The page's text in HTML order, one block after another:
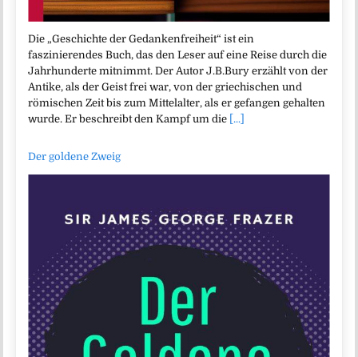
Die „Geschichte der Gedankenfreiheit“ ist ein
faszinierendes Buch, das den Leser auf eine Reise durch die
Jahrhunderte mitnimmt. Der Autor J.B.Bury erzählt von der
Antike, als der Geist frei war, von der griechischen und
römischen Zeit bis zum Mittelalter, als er gefangen gehalten
wurde. Er beschreibt den Kampf um die [...]
Der goldene Zweig